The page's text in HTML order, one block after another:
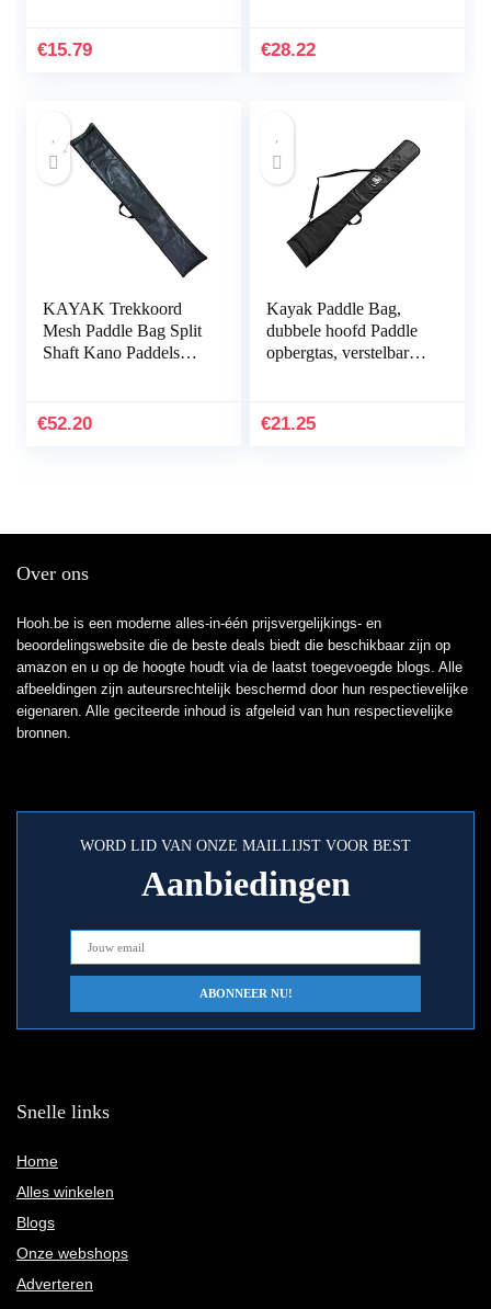
tweedelige peddels…
€15.79
koppen…
€28.22
KAYAK Trekkoord
Mesh Paddle Bag Split
Shaft Kano Paddels
Bag Kayak
€52.20
Kayak Paddle Bag,
dubbele hoofd Paddle
opbergtas, verstelbare
voor 2-delige…
€21.25
Over ons
Hooh.be is een moderne alles-in-één prijsvergelijkings- en
beoordelingswebsite die de beste deals biedt die beschikbaar zijn op
amazon en u op de hoogte houdt via de laatst toegevoegde blogs. Alle
afbeeldingen zijn auteursrechtelijk beschermd door hun respectievelijke
eigenaren. Alle geciteerde inhoud is afgeleid van hun respectievelijke
bronnen.
WORD LID VAN ONZE MAILLIJST VOOR BEST
Aanbiedingen
Snelle links
Home
Alles winkelen
Blogs
Onze webshops
Adverteren